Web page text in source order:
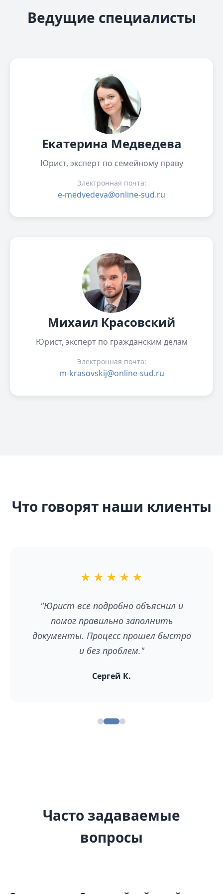
Ведущие специалисты
Екатерина Медведева
Юрист, эксперт по семейному праву
Электронная почта:
e-medvedeva@online-sud.ru
Михаил Красовский
Юрист, эксперт по гражданским делам
Электронная почта:
m-krasovskij@online-sud.ru
Что говорят наши клиенты
★ ★ ★ ★ ★
"Юрист все подробно объяснил и
помог правильно заполнить
документы. Процесс прошел быстро
и без проблем."
Сергей К.
Часто задаваемые
вопросы